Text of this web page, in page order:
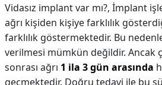
Vidasız implant var mı?, İmplant
ağrı kişiden kişiye farklılık
farklılık göstermektedir. Bu
verilmesi mümkün değildir. Ancak
sonrası ağrı 1 ila 3 gün arasında
geçmektedir. Doğru tedavi ile bu